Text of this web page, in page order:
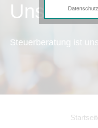
Unsere
Steuerberatung ist
Diese
LinkedIn.